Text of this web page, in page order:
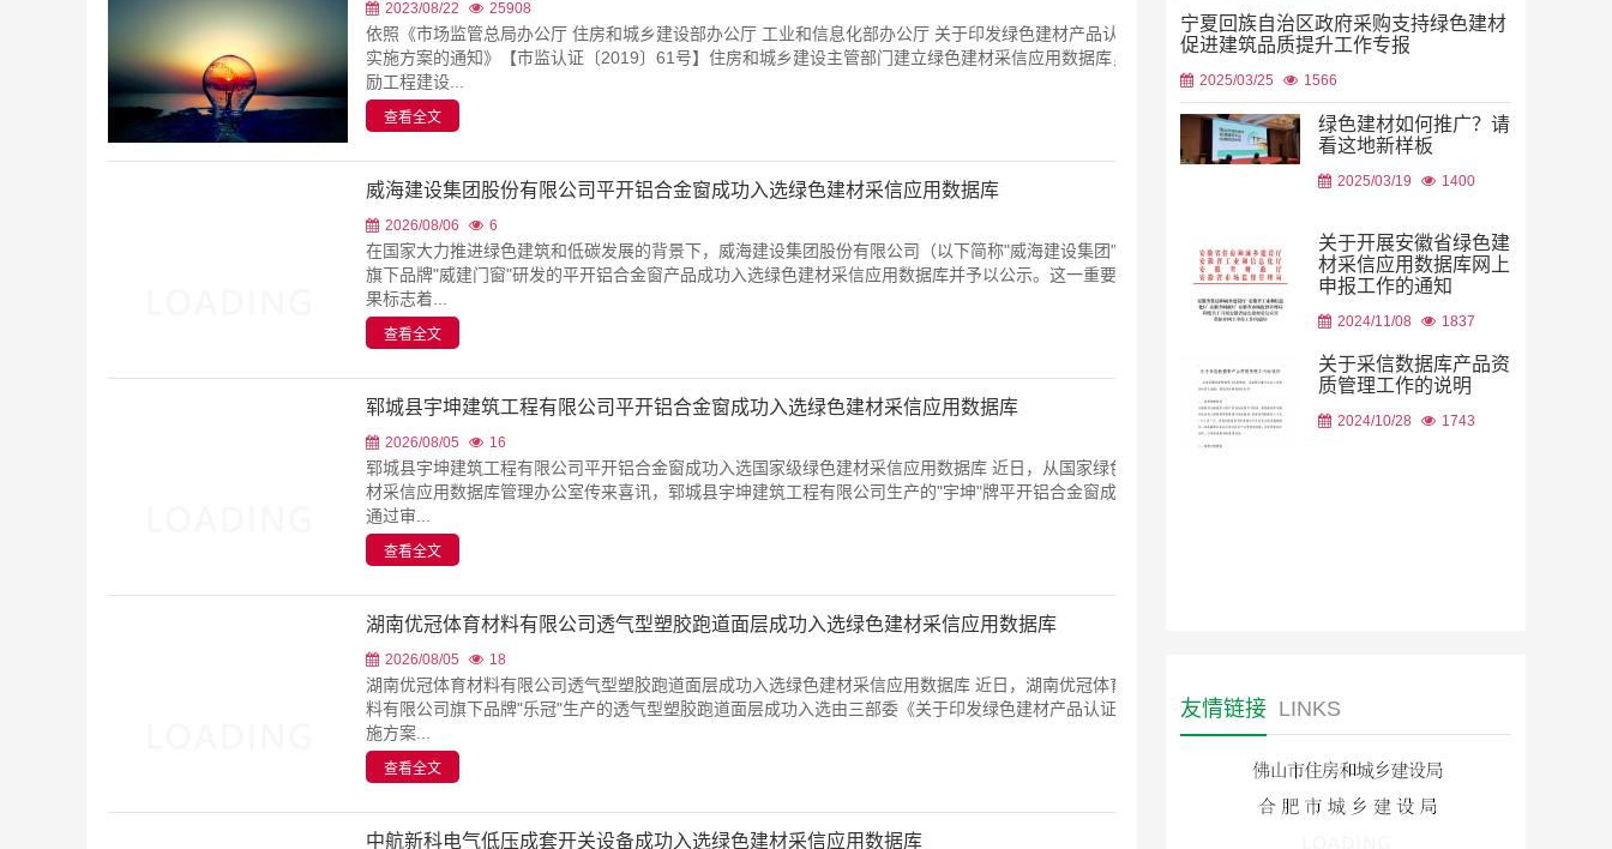
实施方案的通知》【市监认证〔2019〕61号】住房和城乡建设主管部门建立绿色建材采信应用数据库，鼓
励工程建设...
查看全文
2026/08/06 6
在国家大力推进绿色建筑和低碳发展的背景下，威海建设集团股份有限公司（以下简称"威海建设集团"）
旗下品牌"威建门窗"研发的平开铝合金窗产品成功入选绿色建材采信应用数据库并予以公示。这一重要成
郓城县宇坤建筑工程有限公司平开铝合金窗成功入选绿色建材采信应用数据库
郓城县宇坤建筑工程有限公司平开铝合金窗成功入选国家级绿色建材采信应用数据库 近日，从国家绿色建
材采信应用数据库管理办公室传来喜讯，郓城县宇坤建筑工程有限公司生产的"宇坤"牌平开铝合金窗成功
湖南优冠体育材料有限公司透气型塑胶跑道面层成功入选绿色建材采信应用数据库
2026/08/05 18
湖南优冠体育材料有限公司透气型塑胶跑道面层成功入选绿色建材采信应用数据库 近日，湖南优冠体育材
中航新科电气低压成套开关设备成功入选绿色建材采信应用数据库
宁夏回族自治区政府采购支持绿色建材
促进建筑品质提升工作专报
2025/03/25 1566
绿色建材如何推广？请
看这地新样板
2025/03/19 1400
关于开展安徽省绿色建
材采信应用数据库网上
申报工作的通知
2024/11/08 1837
关于采信数据库产品资
质管理工作的说明
2024/10/28 1743
友情链接 LINKS